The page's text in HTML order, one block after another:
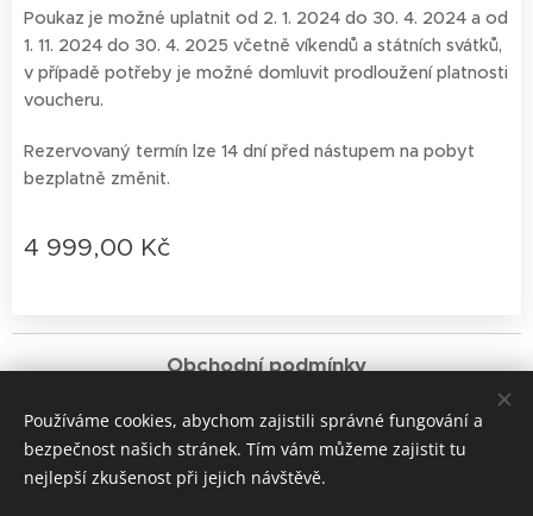
Poukaz je možné uplatnit od 2. 1. 2024 do 30. 4. 2024 a od
1. 11. 2024 do 30. 4. 2025 včetně víkendů a státních svátků,
v případě potřeby je možné domluvit prodloužení platnosti
voucheru.
Rezervovaný termín lze 14 dní před nástupem na pobyt
bezplatně změnit.
4 999,00 Kč
Obchodní podmínky
Pravidla ochrany soukromí Cookies
Jazyky
Používáme cookies, abychom zajistili správné fungování a
bezpečnost našich stránek. Tím vám můžeme zajistit tu
nejlepší zkušenost při jejich návštěvě.